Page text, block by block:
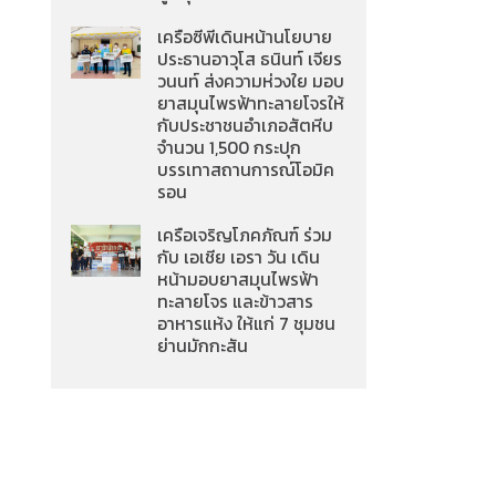
เครือซีพีเดินหน้านโยบาย
ประธานอาวุโส ธนินท์ เจียร
วนนท์ ส่งความห่วงใย มอบ
ยาสมุนไพรฟ้าทะลายโจรให้
กับประชาชนอำเภอสัตหีบ
จำนวน 1,500 กระปุก
บรรเทาสถานการณ์โอมิค
รอน
เครือเจริญโภคภัณฑ์ ร่วม
กับ เอเชีย เอรา วัน เดิน
หน้ามอบยาสมุนไพรฟ้า
ทะลายโจร และข้าวสาร
อาหารแห้ง ให้แก่ 7 ชุมชน
ย่านมักกะสัน